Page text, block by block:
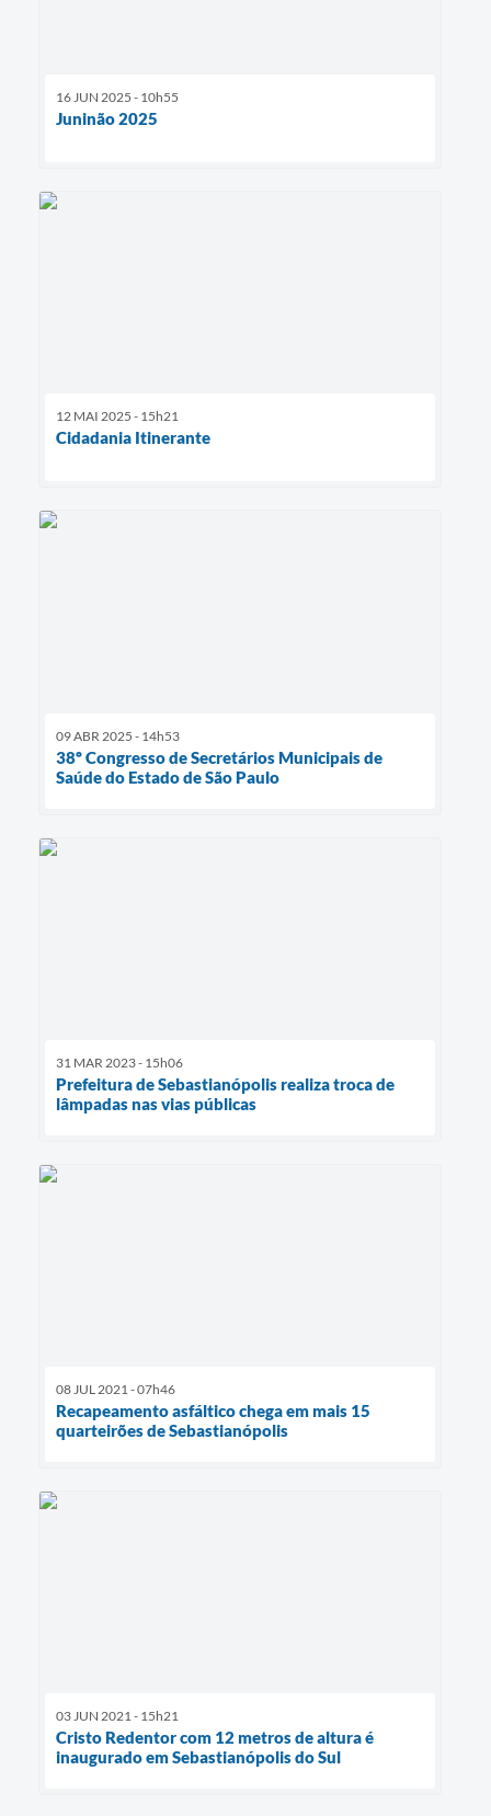
16 JUN 2025 - 10h55
Juninão 2025
12 MAI 2025 - 15h21
Cidadania Itinerante
09 ABR 2025 - 14h53
38º Congresso de Secretários Municipais de
Saúde do Estado de São Paulo
31 MAR 2023 - 15h06
Prefeitura de Sebastianópolis realiza troca de
lâmpadas nas vias públicas
08 JUL 2021 - 07h46
Recapeamento asfáltico chega em mais 15
quarteirões de Sebastianópolis
03 JUN 2021 - 15h21
Cristo Redentor com 12 metros de altura é
inaugurado em Sebastianópolis do Sul